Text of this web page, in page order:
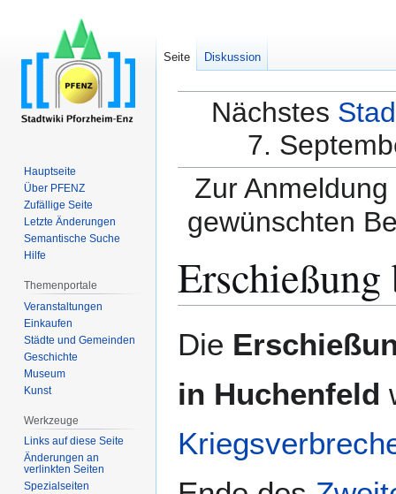
Nächstes
7.
Zur
gewünschten
Navigation
Suche
Die
in Huchenfeld
Seite Diskussion
Hauptseite
Über PFENZ
Zufällige Seite
Letzte Änderungen
Semantische Suche
Hilfe
Themenportale
Veranstaltungen
Einkaufen
Städte und Gemeinden
Geschichte
Museum
Kunst
Werkzeuge
Links auf diese Seite
Änderungen an
verlinkten Seiten
Spezialseiten